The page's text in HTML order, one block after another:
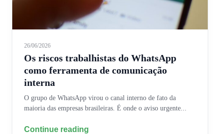
26/06/2026
Os riscos trabalhistas do WhatsApp
como ferramenta de comunicação
interna
O grupo de WhatsApp virou o canal interno de fato da
maioria das empresas brasileiras. É onde o aviso urgente...
Continue reading